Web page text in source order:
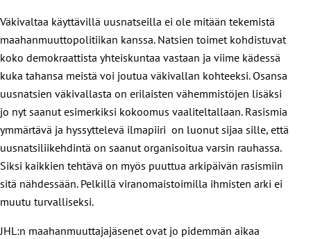
Väkivaltaa käyttävillä uusnatseilla ei ole mitään tekemistä
maahanmuuttopolitiikan kanssa. Natsien toimet kohdistuvat
koko demokraattista yhteiskuntaa vastaan ja viime kädessä
kuka tahansa meistä voi joutua väkivallan kohteeksi. Osansa
uusnatsien väkivallasta on erilaisten vähemmistöjen lisäksi
jo nyt saanut esimerkiksi kokoomus vaaliteltallaan. Rasismia
ymmärtävä ja hyssyttelevä ilmapiiri on luonut sijaa sille, että
uusnatsiliikehdintä on saanut organisoitua varsin rauhassa.
Siksi kaikkien tehtävä on myös puuttua arkipäivän rasismiin
sitä nähdessään. Pelkillä viranomaistoimilla ihmisten arki ei
muutu turvalliseksi.
JHL:n maahanmuuttajajäsenet ovat jo pidemmän aikaa